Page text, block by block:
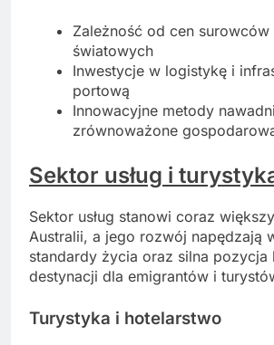
Zależność od cen surowców
światowych
Inwestycje w logistykę i
portową
Innowacyjne metody
zrównoważone
Sektor usług i
Sektor usług stanowi coraz
Australii, a jego rozwój napędzają
standardy życia oraz silna pozycja
destynacji dla emigrantów i
Turystyka i hotelarstwo